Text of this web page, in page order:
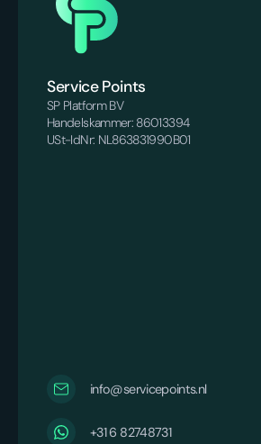
Service Points
SP Platform BV
Handelskammer: 86013394
USt-IdNr: NL863831990B01
info@servicepoints.nl
+31 6 82748731